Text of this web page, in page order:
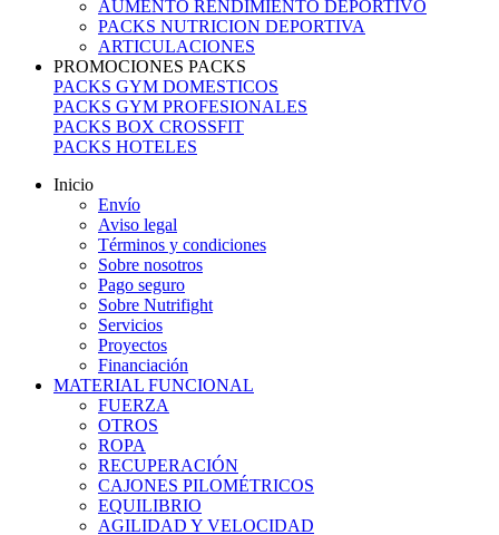
AUMENTO RENDIMIENTO DEPORTIVO
PACKS NUTRICION DEPORTIVA
ARTICULACIONES
PROMOCIONES PACKS
PACKS GYM DOMESTICOS
PACKS GYM PROFESIONALES
PACKS BOX CROSSFIT
PACKS HOTELES
Inicio
Envío
Aviso legal
Términos y condiciones
Sobre nosotros
Pago seguro
Sobre Nutrifight
Servicios
Proyectos
Financiación
MATERIAL FUNCIONAL
FUERZA
OTROS
ROPA
RECUPERACIÓN
CAJONES PILOMÉTRICOS
EQUILIBRIO
AGILIDAD Y VELOCIDAD